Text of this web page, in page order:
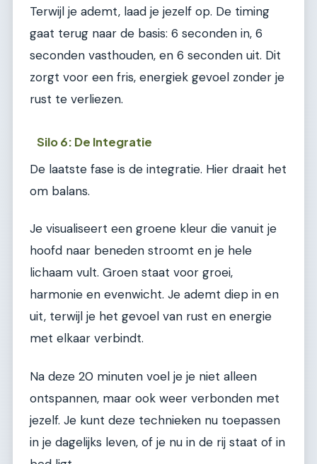
Terwijl je ademt, laad je jezelf op. De timing
gaat terug naar de basis: 6 seconden in, 6
seconden vasthouden, en 6 seconden uit. Dit
zorgt voor een fris, energiek gevoel zonder je
rust te verliezen.
Silo 6: De Integratie
De laatste fase is de integratie. Hier draait het
om balans.
Je visualiseert een groene kleur die vanuit je
hoofd naar beneden stroomt en je hele
lichaam vult. Groen staat voor groei,
harmonie en evenwicht. Je ademt diep in en
uit, terwijl je het gevoel van rust en energie
met elkaar verbindt.
Na deze 20 minuten voel je je niet alleen
ontspannen, maar ook weer verbonden met
jezelf. Je kunt deze technieken nu toepassen
in je dagelijks leven, of je nu in de rij staat of in